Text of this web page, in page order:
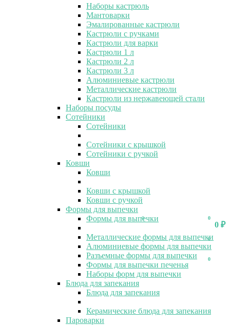
0
0 ₽
0
0
0
Наборы кастрюль
Мантоварки
Эмалированные кастрюли
Кастрюли с ручками
Кастрюли для варки
Кастрюли 1 л
Кастрюли 2 л
Кастрюли 3 л
Алюминиевые кастрюли
Металлические кастрюли
Кастрюли из нержавеющей стали
Наборы посуды
Сотейники
Сотейники
Сотейники с крышкой
Сотейники с ручкой
Ковши
Ковши
Ковши с крышкой
Ковши с ручкой
Формы для выпечки
Формы для выпечки
Металлические формы для выпечки
Алюминиевые формы для выпечки
Разъемные формы для выпечки
Формы для выпечки печенья
Наборы форм для выпечки
Блюда для запекания
Блюда для запекания
Керамические блюда для запекания
Пароварки